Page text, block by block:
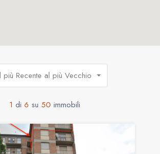
1 di 6 su 50 immobili
più Recente al più Vecchio